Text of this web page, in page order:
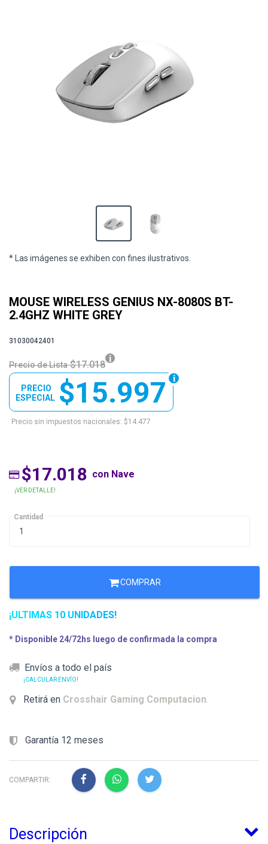
* Las imágenes se exhiben con fines ilustrativos.
MOUSE WIRELESS GENIUS NX-8080S BT-
2.4GHZ WHITE GREY
31030042401
Precio de Lista $17.018
$15.997
PRECIO
ESPECIAL
Precio sin impuestos nacionales: $14.477
$17.018 con Nave
¡VER DETALLE!
Cantidad
COMPRAR
¡ULTIMAS 10 UNIDADES!
* Disponible 24/72hs luego de confirmada la compra
Envíos a todo el país
¡CALCULAR ENVÍO!
Retirá en Crosshair Gaming Computacion.
Garantía 12 meses
COMPARTIR:
Descripción